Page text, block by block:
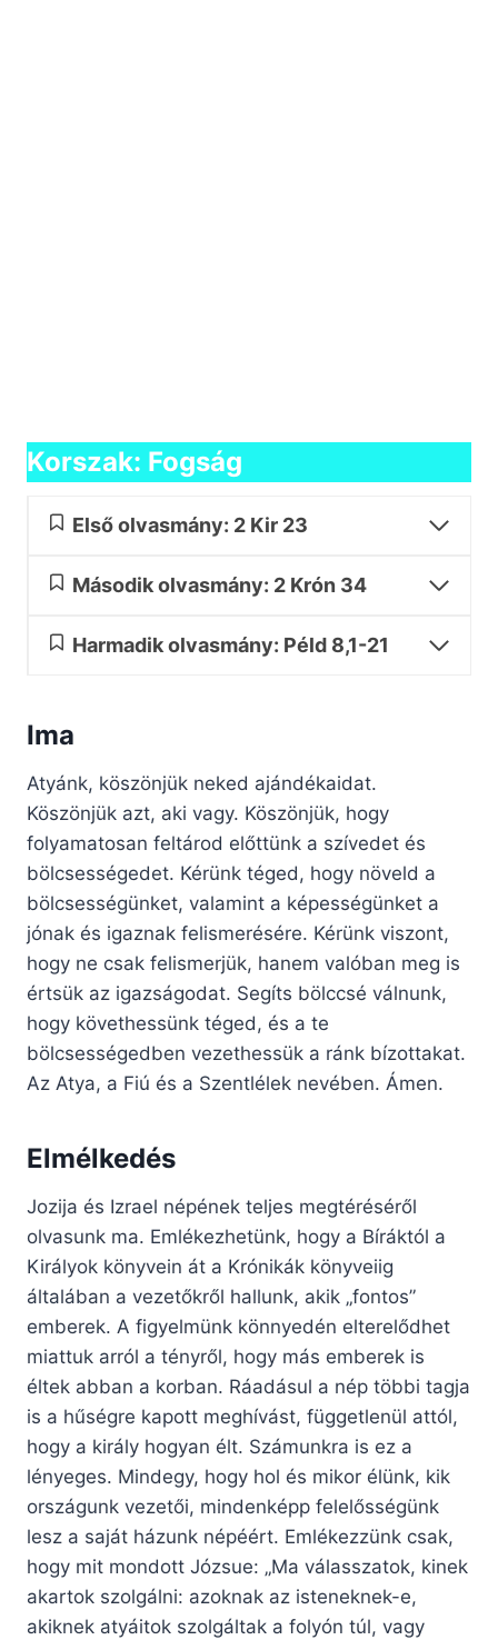
Korszak: Fogság
Első olvasmány: 2 Kir 23
Második olvasmány: 2 Krón 34
Harmadik olvasmány: Péld 8,1-21
Ima
Atyánk, köszönjük neked ajándékaidat.
Köszönjük azt, aki vagy. Köszönjük, hogy
folyamatosan feltárod előttünk a szívedet és
bölcsességedet. Kérünk téged, hogy növeld a
bölcsességünket, valamint a képességünket a
jónak és igaznak felismerésére. Kérünk viszont,
hogy ne csak felismerjük, hanem valóban meg is
értsük az igazságodat. Segíts bölccsé válnunk,
hogy követhessünk téged, és a te
bölcsességedben vezethessük a ránk bízottakat.
Az Atya, a Fiú és a Szentlélek nevében. Ámen.
Elmélkedés
Jozija és Izrael népének teljes megtéréséről
olvasunk ma. Emlékezhetünk, hogy a Bíráktól a
Királyok könyvein át a Krónikák könyveiig
általában a vezetőkről hallunk, akik „fontos”
emberek. A figyelmünk könnyedén elterelődhet
miattuk arról a tényről, hogy más emberek is
éltek abban a korban. Ráadásul a nép többi tagja
is a hűségre kapott meghívást, függetlenül attól,
hogy a király hogyan élt. Számunkra is ez a
lényeges. Mindegy, hogy hol és mikor élünk, kik
országunk vezetői, mindenképp felelősségünk
lesz a saját házunk népéért. Emlékezzünk csak,
hogy mit mondott Józsue: „Ma válasszatok, kinek
akartok szolgálni: azoknak az isteneknek-e,
akiknek atyáitok szolgáltak a folyón túl, vagy